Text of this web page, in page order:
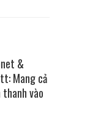
&
Mang cả
vào